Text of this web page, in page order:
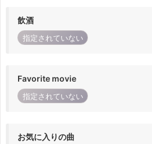
飲酒
指定されていない
Favorite movie
指定されていない
お気に入りの曲